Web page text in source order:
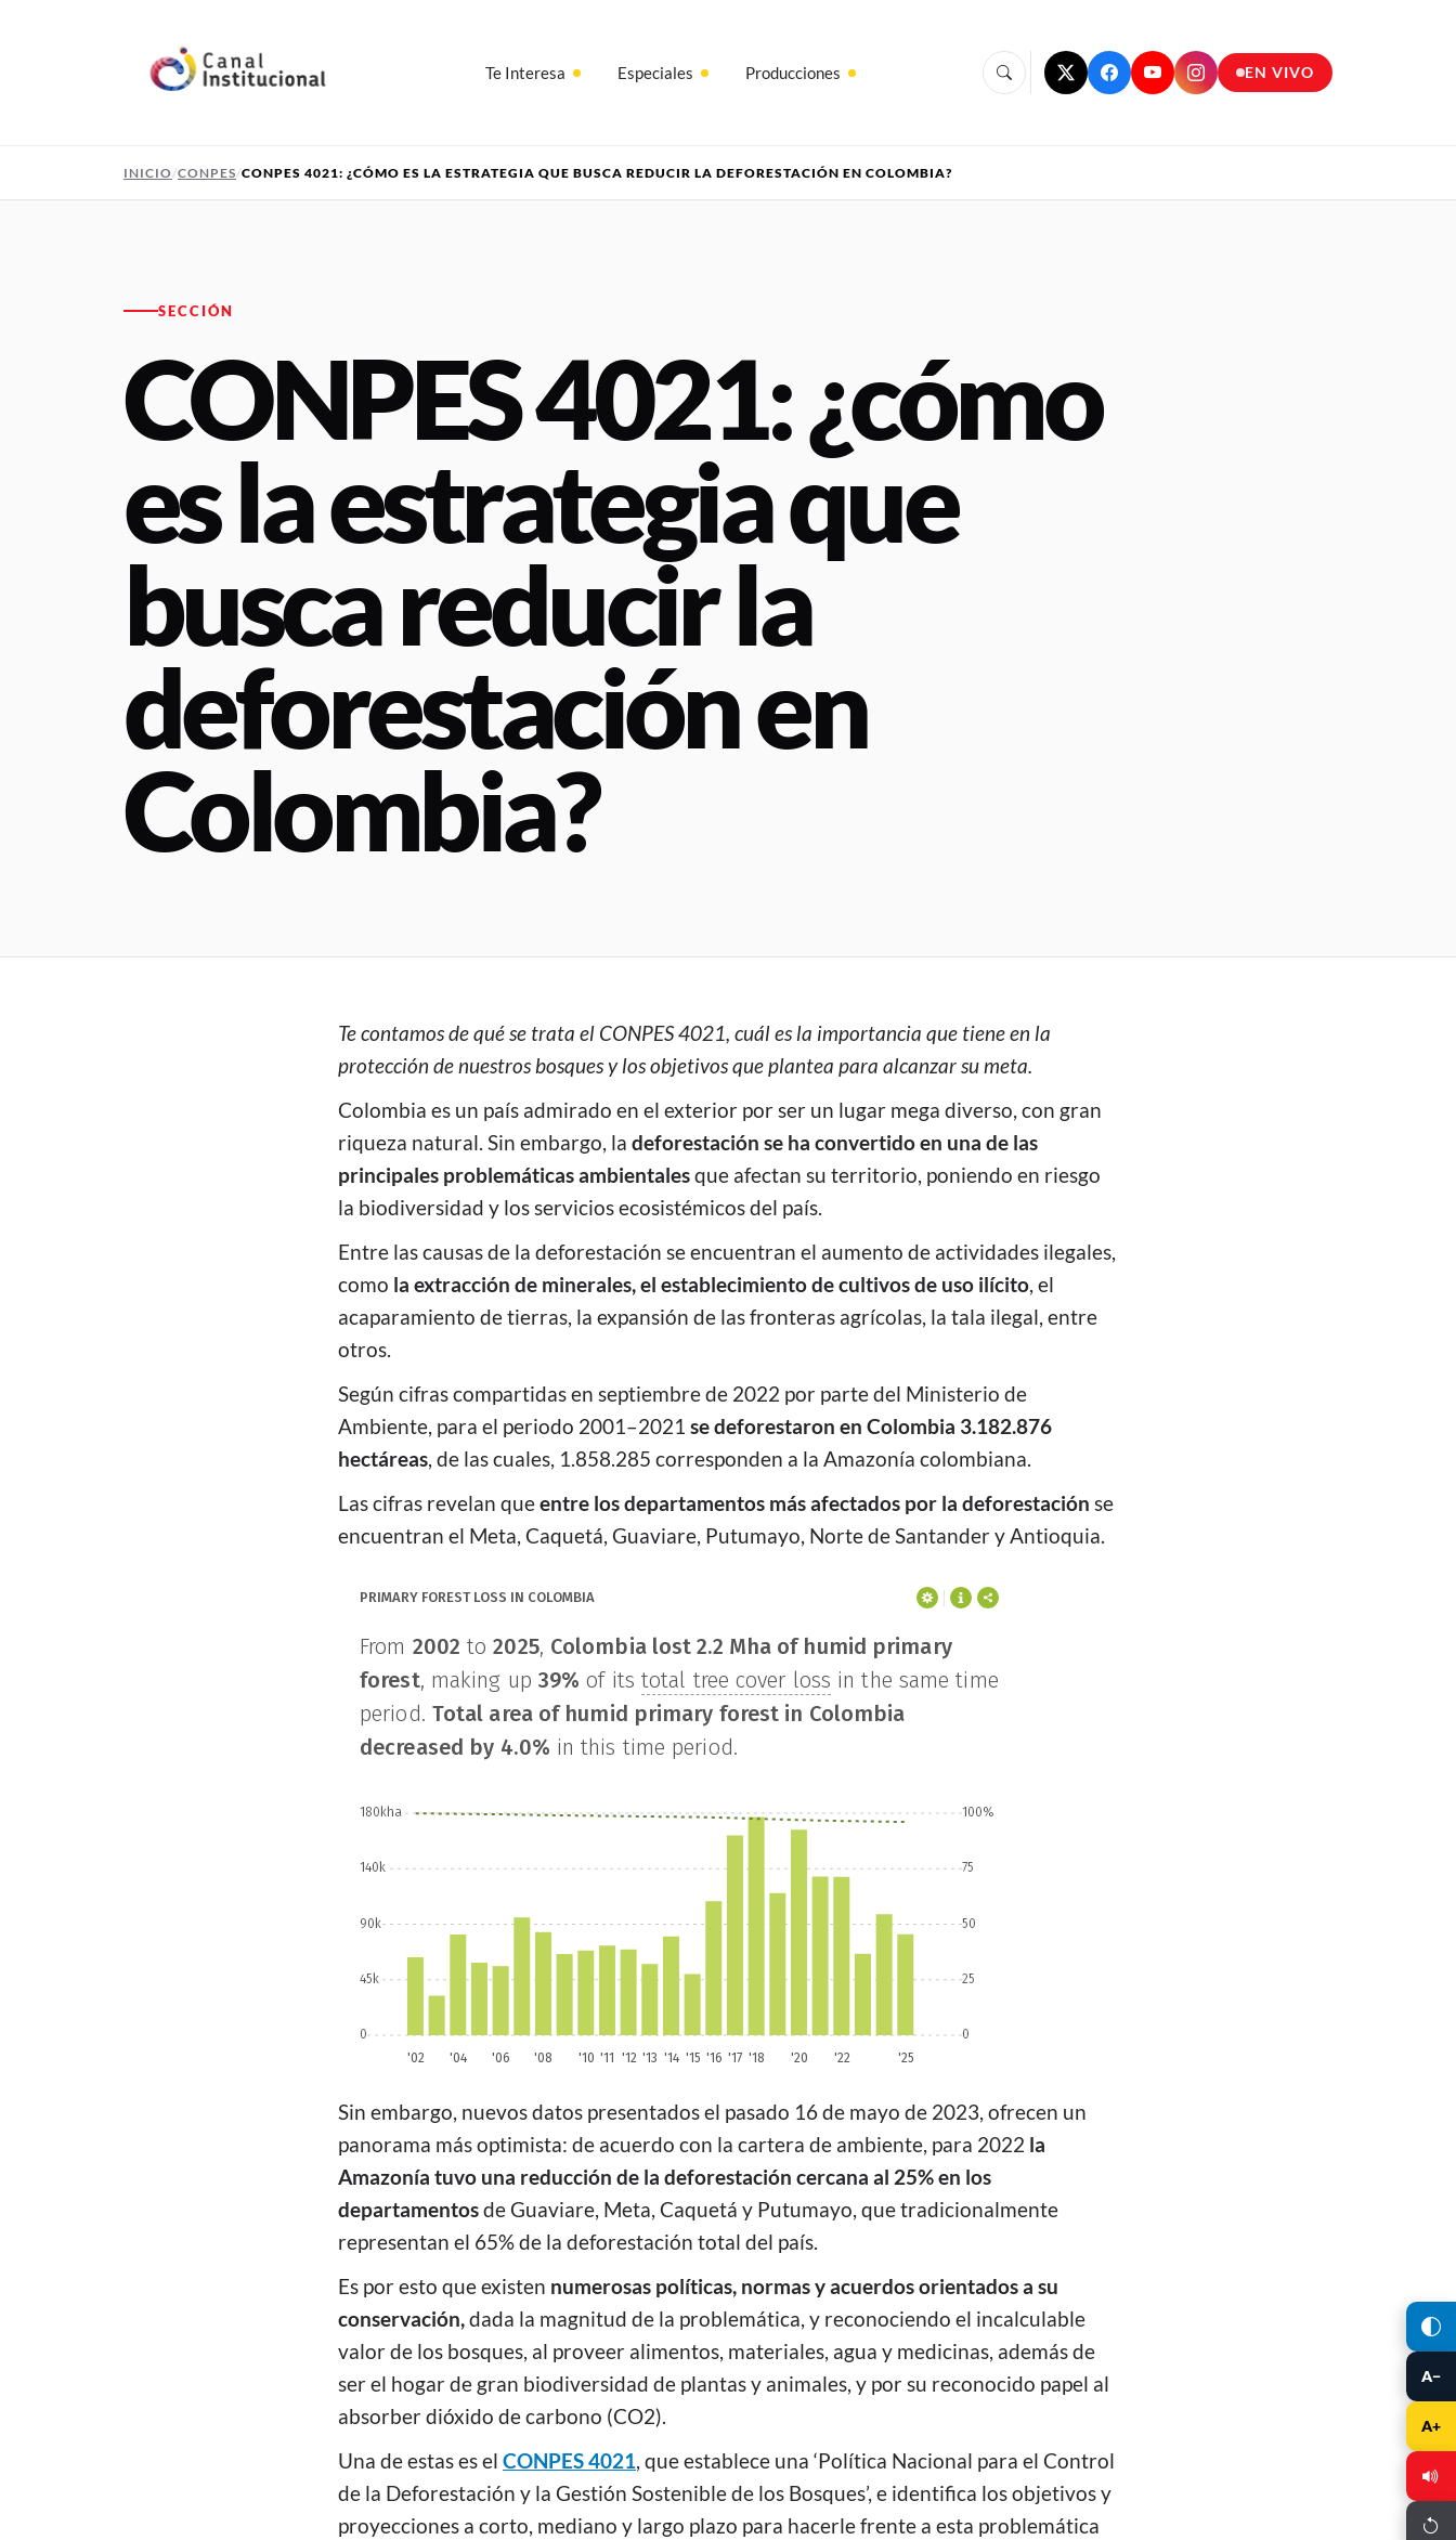
A−
A+
Te Interesa Especiales Producciones EN VIVO
INICIO CONPES CONPES 4021: ¿CÓMO ES LA ESTRATEGIA QUE BUSCA REDUCIR LA DEFORESTACIÓN EN COLOMBIA?
SECCIÓN
CONPES 4021: ¿cómo
es la estrategia que
busca reducir la
deforestación en
Colombia?
Te contamos de qué se trata el CONPES 4021, cuál es la importancia que tiene en la
protección de nuestros bosques y los objetivos que plantea para alcanzar su meta.
Colombia es un país admirado en el exterior por ser un lugar mega diverso, con gran
riqueza natural. Sin embargo, la deforestación se ha convertido en una de las
principales problemáticas ambientalesque afectan su territorio, poniendo en riesgo
la biodiversidad y los servicios ecosistémicos del país.
Entre las causas de la deforestación se encuentran el aumento de actividades ilegales,
como la extracción de minerales, el establecimiento de cultivos de uso ilícito, el
acaparamiento de tierras, la expansión de las fronteras agrícolas, la tala ilegal, entre
otros.
Según cifras compartidas en septiembre de 2022 por parte del Ministerio de
Ambiente, para el periodo 2001–2021 se deforestaron en Colombia 3.182.876
hectáreas, de las cuales, 1.858.285 corresponden a la Amazonía colombiana.
Las cifras revelan queentre los departamentos más afectados por la deforestación se
encuentran el Meta, Caquetá, Guaviare, Putumayo, Norte de Santander y Antioquia.
Sin embargo, nuevos datos presentados el pasado 16 de mayo de 2023, ofrecen un
panorama más optimista: de acuerdo con la cartera de ambiente, para 2022 la
Amazonía tuvo una reducción de la deforestación cercana al 25% en los
departamentosde Guaviare, Meta, Caquetá y Putumayo, que tradicionalmente
representan el 65% de la deforestación total del país.
Es por esto que existen numerosas políticas, normas y acuerdos orientados a su
conservación,dada la magnitud de la problemática, y reconociendo el incalculable
valor de los bosques, al proveer alimentos, materiales, agua y medicinas, además de
ser el hogar de gran biodiversidad de plantas y animales, y por su reconocido papel al
absorber dióxido de carbono (CO2).
Una de estas es el CONPES 4021, que establece una ‘Política Nacional para el Control
de la Deforestación y la Gestión Sostenible de los Bosques’, e identifica los objetivos y
proyecciones a corto, mediano y largo plazo para hacerle frente a esta problemática